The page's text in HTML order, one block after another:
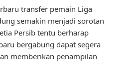
transfer pemain Liga
semakin menjadi sorotan
Persib tentu berharap
bergabung dapat segera
memberikan penampilan